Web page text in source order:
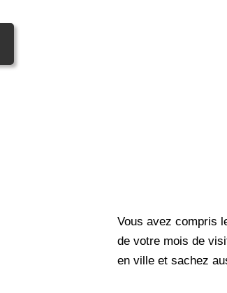
Vous avez compris
de votre mois de
en ville et sachez